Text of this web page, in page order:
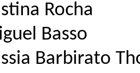
Rocha
Basso
Barbirato